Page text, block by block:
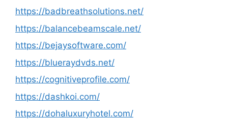
https://badbreathsolutions.net/
https://balancebeamscale.net/
https://bejaysoftware.com/
https://blueraydvds.net/
https://cognitiveprofile.com/
https://dashkoi.com/
https://dohaluxuryhotel.com/